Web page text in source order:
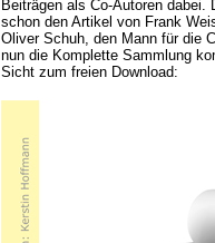
Beiträgen als Co-Autoren dabei.
schon den Artikel von Frank
Oliver Schuh, den Mann für die
nun die Komplette Sammlung
Sicht zum freien Download: